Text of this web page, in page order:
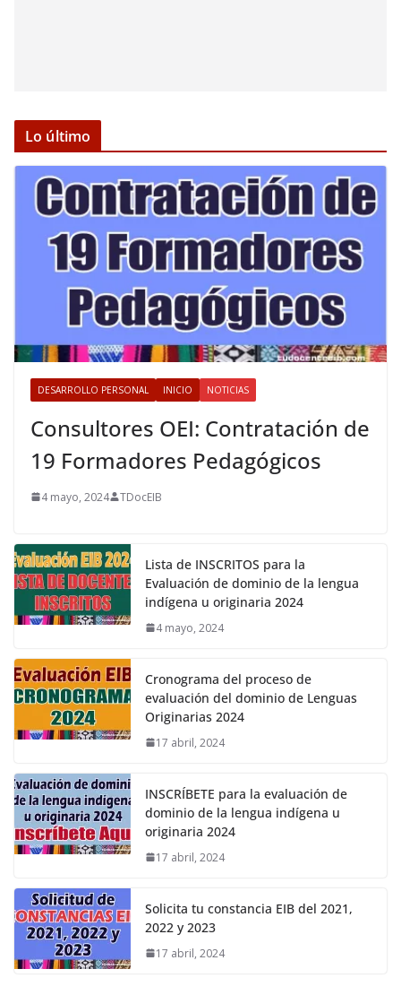
Lo último
DESARROLLO PERSONAL INICIO NOTICIAS
Consultores OEI: Contratación de
19 Formadores Pedagógicos
4 mayo, 2024 TDocEIB
Lista de INSCRITOS para la
Evaluación de dominio de la lengua
indígena u originaria 2024
4 mayo, 2024
Cronograma del proceso de
evaluación del dominio de Lenguas
Originarias 2024
17 abril, 2024
INSCRÍBETE para la evaluación de
dominio de la lengua indígena u
originaria 2024
17 abril, 2024
Solicita tu constancia EIB del 2021,
2022 y 2023
17 abril, 2024